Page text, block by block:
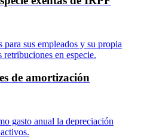
para sus empleados y su propia
retribuciones en especie.
de amortización
gasto anual la depreciación